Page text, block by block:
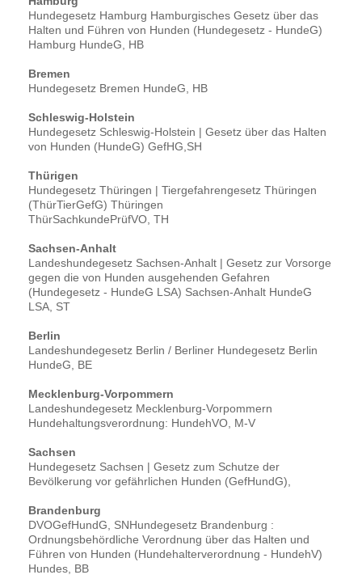
Hundegesetz Hamburg Hamburgisches Gesetz über das
Halten und Führen von Hunden (Hundegesetz - HundeG)
Hamburg HundeG, HB
Bremen
Hundegesetz Bremen HundeG, HB
Schleswig-Holstein
Hundegesetz Schleswig-Holstein | Gesetz über das Halten
von Hunden (HundeG) GefHG,SH
Thürigen
Hundegesetz Thüringen | Tiergefahrengesetz Thüringen
(ThürTierGefG) Thüringen
ThürSachkundePrüfVO, TH
Sachsen-Anhalt
Landeshundegesetz Sachsen-Anhalt | Gesetz zur Vorsorge
gegen die von Hunden ausgehenden Gefahren
(Hundegesetz - HundeG LSA) Sachsen-Anhalt HundeG
LSA, ST
Berlin
Landeshundegesetz Berlin / Berliner Hundegesetz Berlin
HundeG, BE
Mecklenburg-Vorpommern
Landeshundegesetz Mecklenburg-Vorpommern
Hundehaltungsverordnung: HundehVO, M-V
Sachsen
Hundegesetz Sachsen | Gesetz zum Schutze der
Bevölkerung vor gefährlichen Hunden (GefHundG),
Brandenburg
DVOGefHundG, SNHundegesetz Brandenburg :
Ordnungsbehördliche Verordnung über das Halten und
Führen von Hunden (Hundehalterverordnung - HundehV)
Hundes, BB